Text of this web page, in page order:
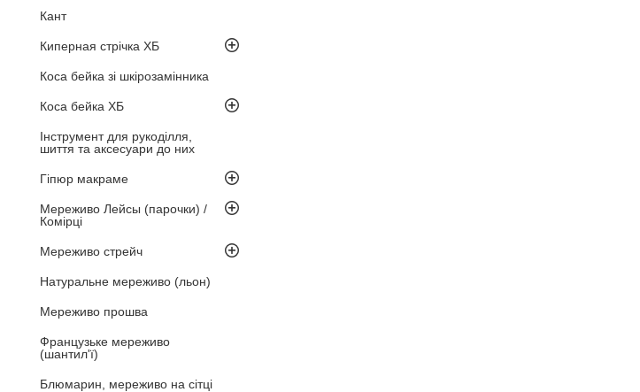
Кант
Киперная стрічка ХБ
Коса бейка зі шкірозамінника
Коса бейка ХБ
Інструмент для рукоділля,
шиття та аксесуари до них
Гіпюр макраме
Мереживо Лейсы (парочки) /
Комірці
Мереживо стрейч
Натуральне мереживо (льон)
Мереживо прошва
Французьке мереживо
(шантил'ї)
Блюмарин, мереживо на сітці